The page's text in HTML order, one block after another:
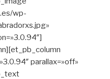
wp-
parallax=»off»